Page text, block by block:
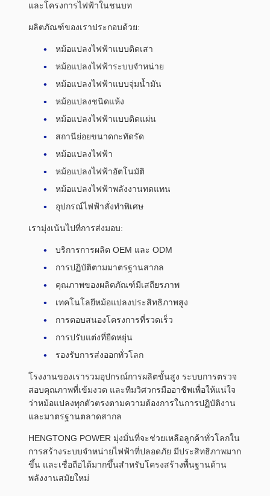
และโครงการไฟฟ้าในชนบท
ผลิตภัณฑ์ของเราประกอบด้วย:
หม้อแปลงไฟฟ้าแบบติดเสา
หม้อแปลงไฟฟ้าระบบจำหน่าย
หม้อแปลงไฟฟ้าแบบจุ่มน้ำมัน
หม้อแปลงชนิดแห้ง
หม้อแปลงไฟฟ้าแบบติดแผ่น
สถานีย่อยขนาดกะทัดรัด
หม้อแปลงไฟฟ้า
หม้อแปลงไฟฟ้าอัตโนมัติ
หม้อแปลงไฟฟ้าพลังงานทดแทน
อุปกรณ์ไฟฟ้าสั่งทำพิเศษ
เรามุ่งเน้นไปที่การส่งมอบ:
บริการการผลิต OEM และ ODM
การปฏิบัติตามมาตรฐานสากล
คุณภาพของผลิตภัณฑ์มีเสถียรภาพ
เทคโนโลยีหม้อแปลงประสิทธิภาพสูง
การตอบสนองโครงการที่รวดเร็ว
การปรับแต่งที่ยืดหยุ่น
รองรับการส่งออกทั่วโลก
โรงงานของเรารวมอุปกรณ์การผลิตขั้นสูง ระบบการตรวจ
สอบคุณภาพที่เข้มงวด และทีมวิศวกรมืออาชีพเพื่อให้แน่ใจ
ว่าหม้อแปลงทุกตัวตรงตามความต้องการในการปฏิบัติงาน
และมาตรฐานตลาดสากล
HENGTONG POWER มุ่งมั่นที่จะช่วยเหลือลูกค้าทั่วโลกใน
การสร้างระบบจำหน่ายไฟฟ้าที่ปลอดภัย มีประสิทธิภาพมาก
ขึ้น และเชื่อถือได้มากขึ้นสำหรับโครงสร้างพื้นฐานด้าน
พลังงานสมัยใหม่